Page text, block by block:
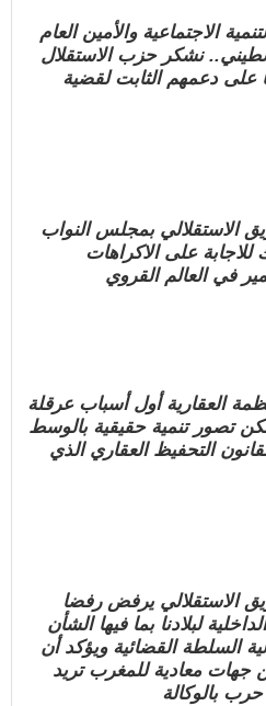
الاجتماعية والأمين العام
نشكر حزب الاستقلال
على دعمهم الثابت لقضية
الاستقلالي بمجلس النواب
على الاكراهات
في العالم القروي
العقارية أول أسباب عرقلة
تصور تنمية حقيقية بالوسط
التحفيظ العقاري الذي
الاستقلالي يرفض رفضا
لبلادنا بما فيها الشأن
السلطة القضائية ويؤكد أن
جهات معادية للمغرب تريد
حرب بالوكالة